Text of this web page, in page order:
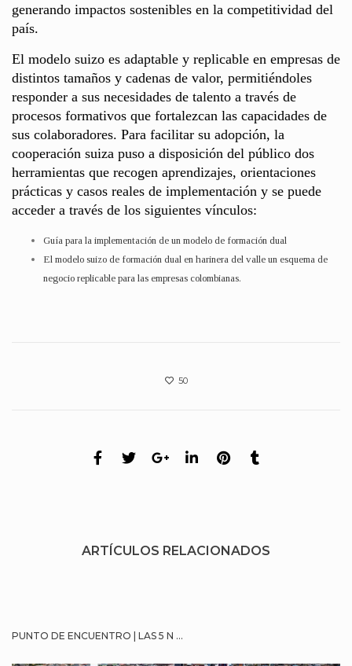
generando impactos sostenibles en la competitividad del
país.
El modelo suizo es adaptable y replicable en empresas de
distintos tamaños y cadenas de valor, permitiéndoles
responder a sus necesidades de talento a través de
procesos formativos que fortalezcan las capacidades de
sus colaboradores. Para facilitar su adopción, la
cooperación suiza puso a disposición del público dos
herramientas que recogen aprendizajes, orientaciones
prácticas y casos reales de implementación y se puede
acceder a través de los siguientes vínculos:
Guía para la implementación de un modelo de formación dual
El modelo suizo de formación dual en harinera del valle un esquema de
negocio replicable para las empresas colombianas.
50
ARTÍCULOS RELACIONADOS
PUNTO DE ENCUENTRO | LAS 5 N ...